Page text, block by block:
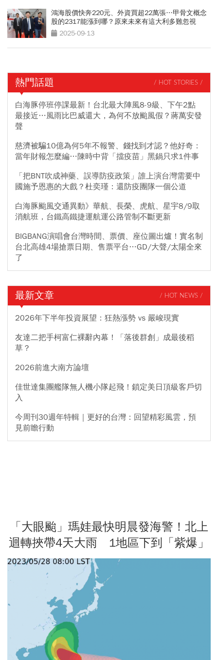
鴻海股價快奔220元、外資買超22萬張…甲骨文概念
股的2317能漲到哪？原來未來有這大利多難忽視
2025-09-13
熱門話題 / HOT STORIES /
白海豚停班停課最新！台北最大陣風8-9級、下午2點
最接近…風雨比巴威還大，為何不放颱風假？蔣萬安發
聲
慈濟被騙10億為何5年不報警、錢找到才認？他好奇：
當年財報怎麼編…陳時中背「擋疫苗」黑鍋只求1件事
「把BNT吹成神藥、誤導防疫政策」誰上演台灣需要中
國施予恩惠的大戲？杜奕瑾：還防疫團隊一個公道
白海豚颱風交通異動》華航、長榮、虎航、星宇8/9取
消航班，台鐵高鐵捷運航運公路管制不斷更新
BIGBANG演唱會台灣時間、票價、座位圖出爐！實名制
台北高雄4場搶票日期、售票平台…GD/大聲/太陽全來
了
最新文章 / HOT NEWS /
2026年下半年投資展望：狂熱漲勢 vs 嚴峻現實
友達二把手柯富仁裸辭內幕！「落後群創」成最後稻
草？
2026前進大南方論壇
佳世達集團艦隊無人機小隊起飛！鎖定美日頂級客戶切
入
今周刊30週年特輯｜更好的台灣：回望精彩風雲，預
見前瞻行動
「大眼颱」瑪娃最快明晨發海警！北上
迴轉挾帶4天大雨 1地區下到「紫爆」